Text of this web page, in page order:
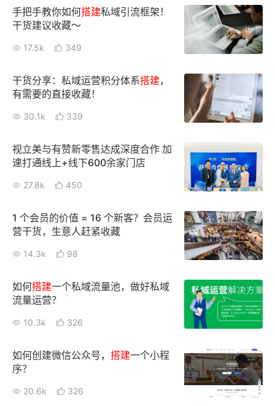
增长俱乐部
增长俱乐部
合作共进
入驻有赞
认证服务商 设计服务商
手把手教你如何搭建私域引流框架！
干货建议收藏～
17.5k 349
干货分享：私域运营积分体系搭建，
有需要的直接收藏！
30.1k 339
视立美与有赞新零售达成深度合作 加
速打通线上+线下600余家门店
27.8k 450
1 个会员的价值 = 16 个新客？会员运
营干货，生意人赶紧收藏
14.3k 98
如何搭建一个私域流量池，做好私域
流量运营？
10.3k 326
如何创建微信公众号， 搭建一个小程
序？
20.6k 326